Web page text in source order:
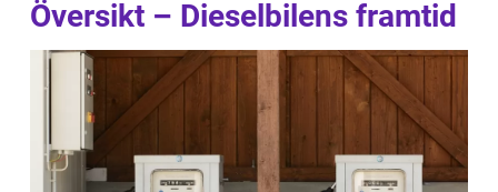
Översikt – Dieselbilens framtid